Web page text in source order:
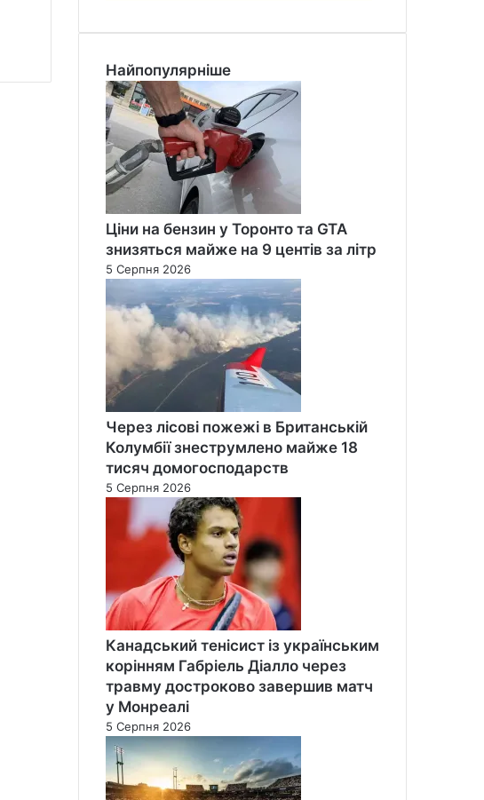
Найпопулярніше
Ціни на бензин у Торонто та GTA
знизяться майже на 9 центів за літр
5 Серпня 2026
Через лісові пожежі в Британській
Колумбії знеструмлено майже 18
тисяч домогосподарств
5 Серпня 2026
Канадський тенісист із українським
корінням Габріель Діалло через
травму достроково завершив матч
у Монреалі
5 Серпня 2026